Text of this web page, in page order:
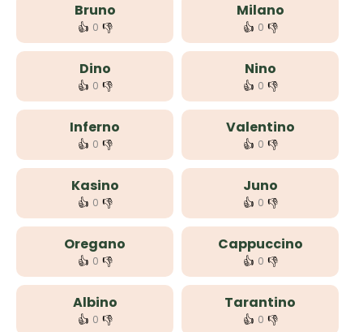
Bruno
👍 0 👎
Milano
👍 0 👎
Dino
👍 0 👎
Nino
👍 0 👎
Inferno
👍 0 👎
Valentino
👍 0 👎
Kasino
👍 0 👎
Juno
👍 0 👎
Oregano
👍 0 👎
Cappuccino
👍 0 👎
Albino
👍 0 👎
Tarantino
👍 0 👎